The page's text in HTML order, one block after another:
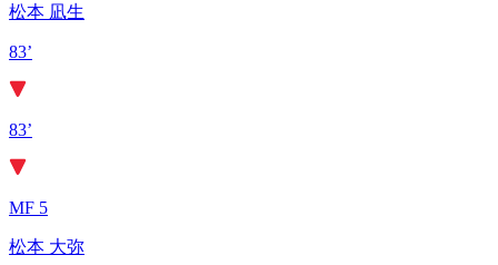
松本 凪生
83’
83’
MF 5
松本 大弥